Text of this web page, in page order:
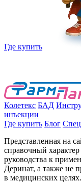
Где купить
Колетекс БАД
инъекции
Где купить Блог
Представленная на
справочный
руководства к
Деринат, а также не
в медицинских целях.